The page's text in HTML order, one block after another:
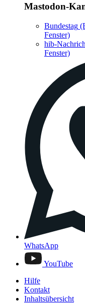
Mastodon-
Bundestag
Fenster)
hib-
Fenster)
WhatsApp
YouTube
Hilfe
Kontakt
Inhaltsübersicht